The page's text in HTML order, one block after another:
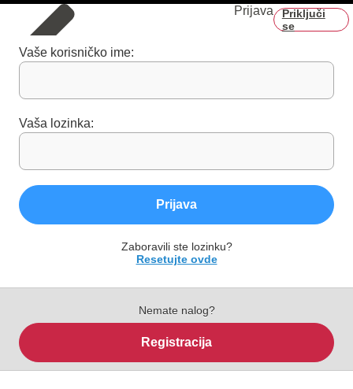
Prijava
Priključi
se
Vaše korisničko ime:
Vaša lozinka:
Prijava
Zaboravili ste lozinku?
Resetujte ovde
Nemate nalog?
Registracija